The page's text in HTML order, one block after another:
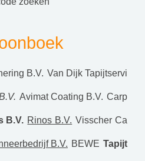
B.V. Van Dijk Tapijtservi
Avimat Coating B.V. Carp
B.V. Rinos B.V. Visscher Ca
B.V. BEWE Tapijt